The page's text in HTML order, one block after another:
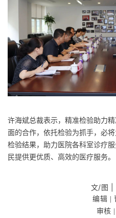
许海斌总裁表示，精准检验助力
面的合作，依托检验为抓手，必
检验结果，助力医院各科室诊疗
民提供更优质、高效的医疗服务。
文/图 |
编辑 |
审核